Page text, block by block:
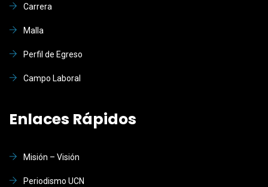
Carrera
Malla
Perfil de Egreso
Campo Laboral
Enlaces Rápidos
Misión – Visión
Periodismo UCN